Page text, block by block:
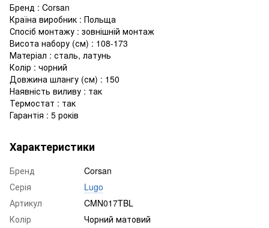
Бренд : Corsan
Країна виробник : Польща
Спосіб монтажу : зовнішній монтаж
Висота набору (см) : 108-173
Матеріал : сталь, латунь
Колір : чорний
Довжина шлангу (см) : 150
Наявність виливу : так
Термостат : так
Гарантія : 5 років
Характеристики
Бренд
Corsan
Серія
Lugo
Артикул
CMN017TBL
Колір
Чорний матовий